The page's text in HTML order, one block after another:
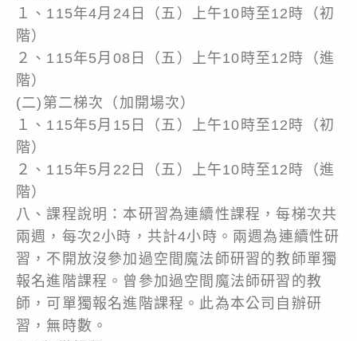
１、115年4月24日（五）上午10時至12時（初
階）
２、115年5月08日（五）上午10時至12時（進
階）
(二)第二梯次（加開場次）
１、115年5月15日（五）上午10時至12時（初
階）
２、115年5月22日（五）上午10時至12時（進
階）
八、課程說明：本研習為連續性課程，每梯次共
兩週，每次2小時，共計4小時。兩週為連續性研
習，不開放沒參加過空間魔法師研習的教師單獨
報名進階課程。曾參加過空間魔法師研習的教
師，可單獨報名進階課程。此為本公司自辦研
習，無時數。